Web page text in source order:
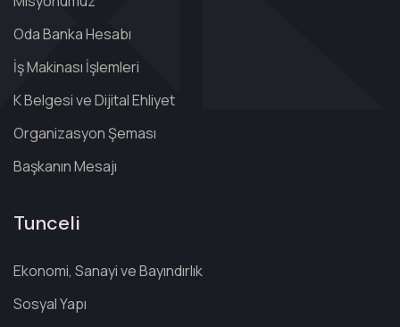
Oda Banka Hesabı
İş Makinası İşlemleri
K Belgesi ve Dijital Ehliyet
Organizasyon Şeması
Başkanın Mesajı
Tunceli
Ekonomi, Sanayi ve Bayındırlık
Sosyal Yapı